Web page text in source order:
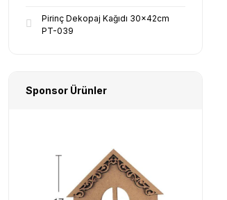
Pirinç Dekopaj Kağıdı 30x42cm
PT-039
Sponsor Ürünler